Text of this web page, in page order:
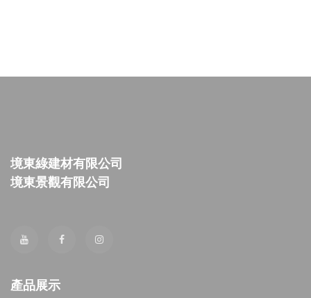
境東綠建材有限公司
境東景觀有限公司
產品展示